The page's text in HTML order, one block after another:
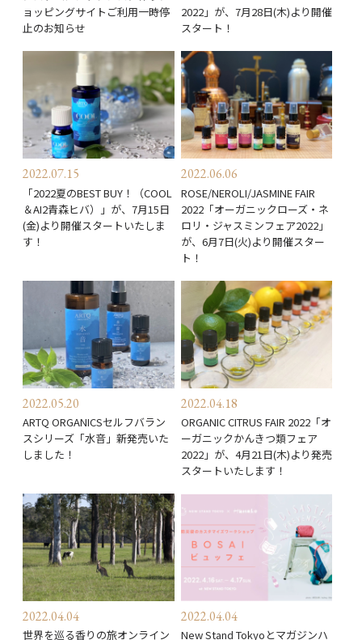
ョッピングサイトご利用一時停
止のお知らせ
2022」が、7月28日(木)より開催
スタート！
2022.07.15
「2022夏のBEST BUY！（COOL
＆AI2青森ヒバ）」が、7月15日
(金)より開催スタートいたしま
す！
2022.06.06
ROSE/NEROLI/JASMINE FAIR
2022「オーガニックローズ・ネ
ロリ・ジャスミンフェア2022」
が、6月7日(火)より開催スター
ト！
2022.05.20
ARTQ ORGANICSセルフバラン
スシリーズ「水音」新発売いた
しました！
2022.04.18
ORGANIC CITRUS FAIR 2022「オ
ーガニックかんきつ類フェア
2022」が、4月21日(木)より発売
スタートいたします！
2022.04.04
世界を巡る香りの旅オンライン
2022.04.04
New Stand Tokyoとマガジンハ